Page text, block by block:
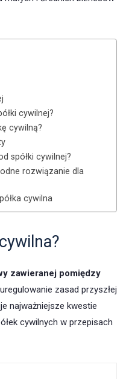
cywilnej?
cywilną?
spółki cywilnej?
rozwiązanie dla
cywilna
zawieranej pomiędzy
zasad przyszłej
najważniejsze kwestie
cywilnych w przepisach